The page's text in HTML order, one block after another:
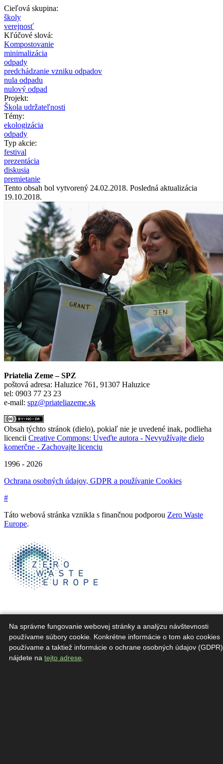
Cieľová skupina:
školy
verejnosť
Kľúčové slová:
Kompostovanie
minimalizácia
odpady
predchádzanie vzniku odpadov
nula odpadu
nulový odpad
Projekt:
Škola udržateľnosti
Témy:
ekologizácia
odpady
Typ akcie:
festival
prezentácia
diskusia
premietanie
Tento obsah bol vytvorený 24.02.2018. Posledná aktualizácia
19.10.2018.
Priatelia Zeme – SPZ
poštová adresa: Haluzice 761, 91307 Haluzice
tel: 0903 77 23 23
e-mail: spz@priateliazeme.sk
Obsah týchto stránok (dielo), pokiaľ nie je uvedené inak, podlieha
licencii Creative Commons: Uveďte autora - Nevyužívajte dielo
komerčne - Zachovajte licenciu
1996 - 2026
Ochrana osobných údajov, GDPR a používanie Cookies
#
Táto webová stránka vznikla s finančnou podporou Zero Waste
Europe.
Na správne fungovanie webovej stránky a analýzu návštevnosti
používame súbory cookie. Konkrétne informácie o tom ako cookies
používame a taktiež informácie o ochrane osobných údajov
nájdete na tejto adrese